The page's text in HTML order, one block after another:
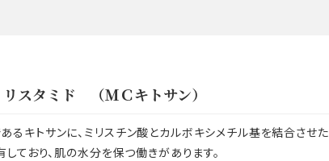
スタミド （ＭＣキトサン）
キトサンに、ミリスチン酸とカルボキシメチル基を結合させ
ており、肌の水分を保つ働きがあります。